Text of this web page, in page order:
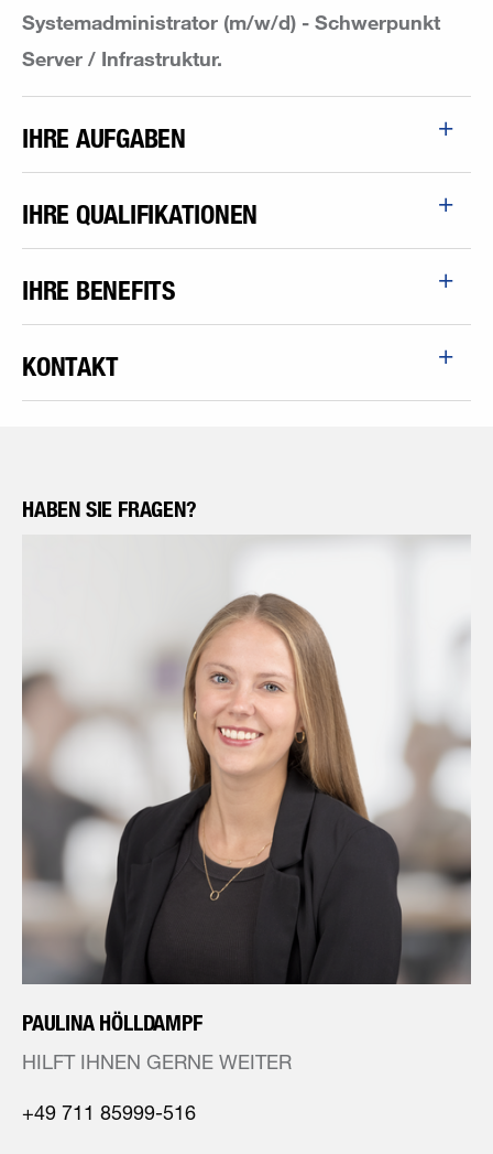
Systemadministrator (m/w/d) - Schwerpunkt
Server / Infrastruktur.
IHRE AUFGABEN
IHRE QUALIFIKATIONEN
IHRE BENEFITS
KONTAKT
HABEN SIE FRAGEN?
PAULINA HÖLLDAMPF
HILFT IHNEN GERNE WEITER
+49 711 85999-516